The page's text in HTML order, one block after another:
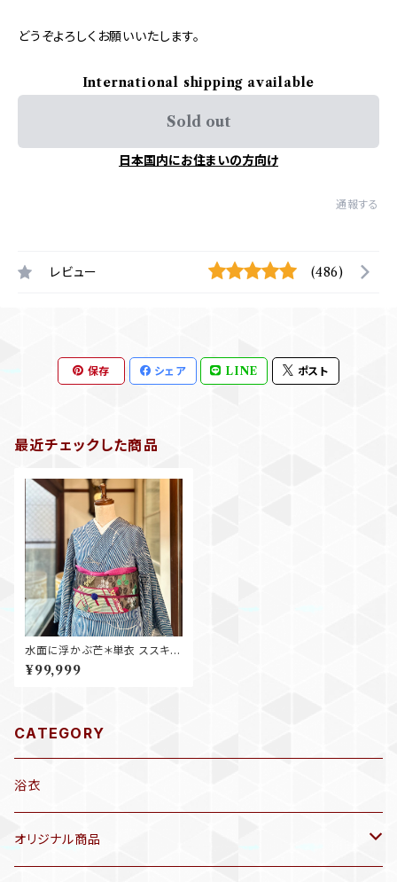
どうぞよろしくお願いいたします。
International shipping available
Sold out
日本国内にお住まいの方向け
通報する
レビュー (486)
保存 シェア LINE ポスト
最近チェックした商品
水面に浮かぶ芒＊単衣 ススキ
秋 青碧 アンティーク単衣着物
A755
¥99,999
CATEGORY
浴衣
オリジナル商品